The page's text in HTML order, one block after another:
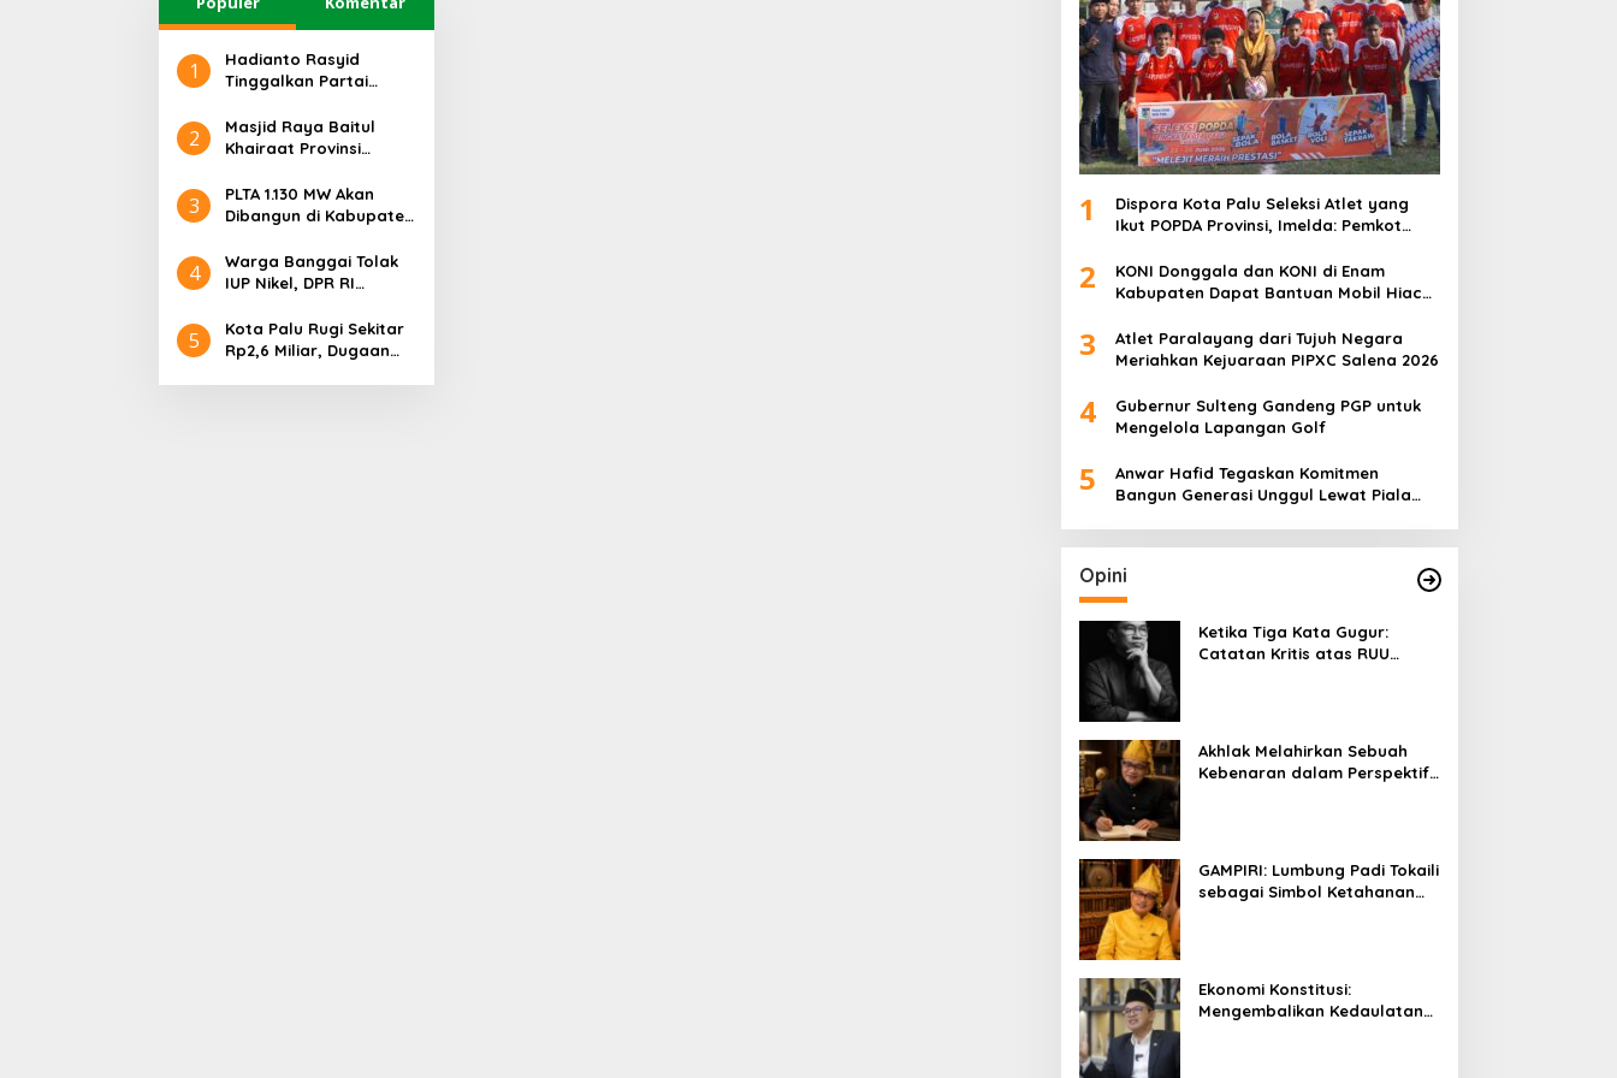
1
Hadianto Rasyid
Tinggalkan Partai
Tahun Mengabdi
2
Masjid Raya Baitul
Khairaat Provinsi
Rekor MURI, Ini
Keunikan Arsitekturnya
3
PLTA 1.130 MW Akan
Dibangun di Kabupaten
Evergreen Industri
Audiensi dengan
4
Warga Banggai Tolak
IUP Nikel, DPR RI
5
Kota Palu Rugi Sekitar
Rp2,6 Miliar, Dugaan
1
Dispora Kota Palu Seleksi Atlet yang
Ikut POPDA Provinsi, Imelda: Pemkot
Olahraga Pelajar
2
KONI Donggala dan KONI di Enam
Kabupaten Dapat Bantuan Mobil Hiace
3
Atlet Paralayang dari Tujuh Negara
Meriahkan Kejuaraan PIPXC Salena 2026
4
Gubernur Sulteng Gandeng PGP untuk
Mengelola Lapangan Golf
5
Anwar Hafid Tegaskan Komitmen
Bangun Generasi Unggul Lewat Piala
Opini
Ketika Tiga Kata Gugur:
Catatan Kritis atas RUU
Akhlak Melahirkan Sebuah
Kebenaran dalam Perspektif
GAMPIRI: Lumbung Padi Tokaili
sebagai Simbol Ketahanan
Ekonomi Konstitusi:
Mengembalikan Kedaulatan